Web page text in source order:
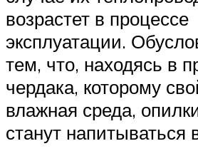
возрастет в процессе
эксплуатации.
тем, что, находясь в
чердака, которому
влажная среда,
станут напитываться